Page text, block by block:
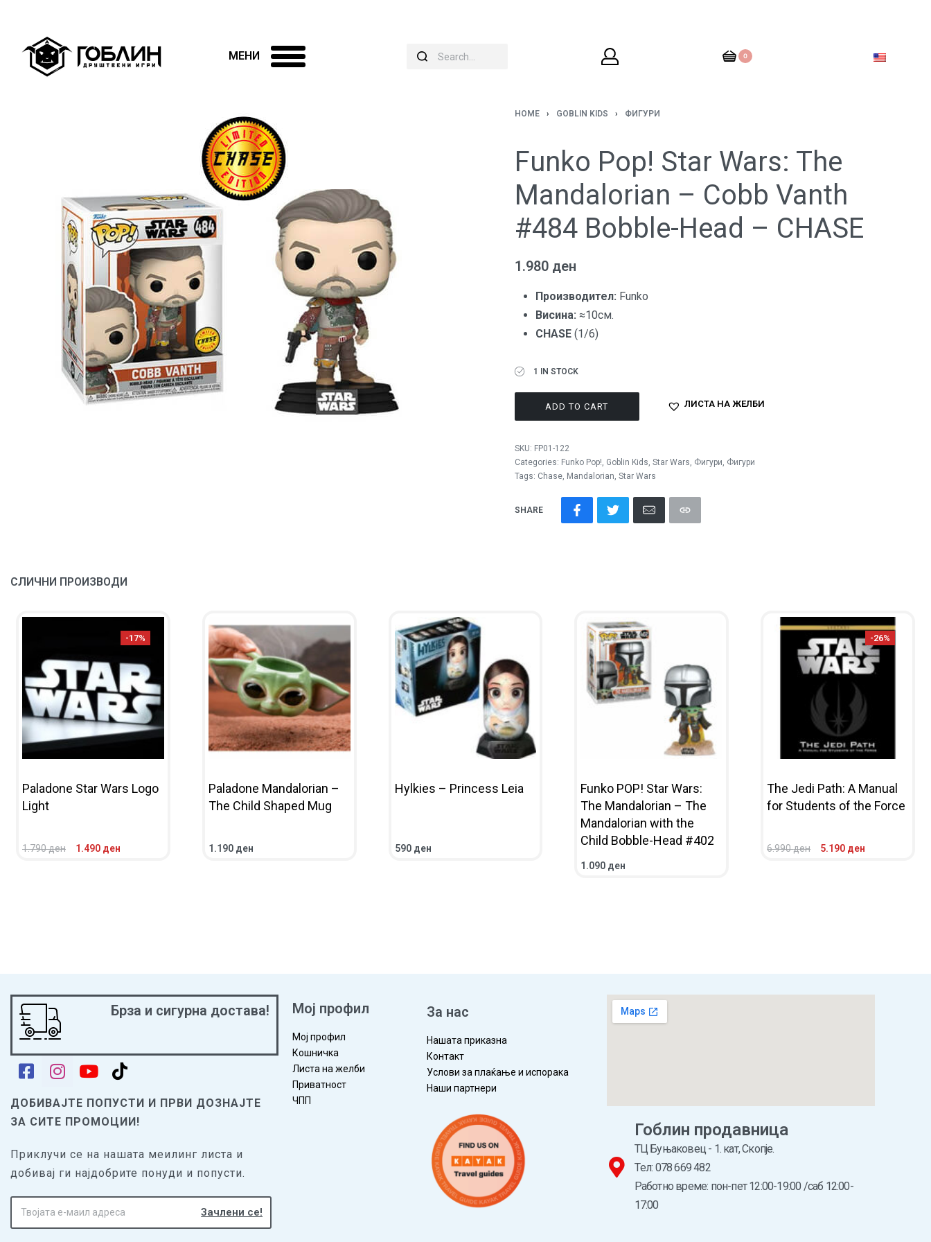
0
HOME › GOBLIN KIDS › ФИГУРИ
Funko Pop! Star Wars: The
Mandalorian – Cobb Vanth
#484 Bobble-Head – CHASE
1.980 ден
Производител: Funko
Висина: ≈10см.
CHASE(1/6)
1 IN STOCK
ADD TO CART ЛИСТА НА ЖЕЛБИ
SKU: FP01-122
Categories: Funko Pop!, Goblin Kids, Star Wars, Фигури, Фигури
Tags: Chase, Mandalorian, Star Wars
SHARE
СЛИЧНИ ПРОИЗВОДИ
-17%
Paladone Star Wars Logo
Light
1.790ден 1.490 ден
Paladone Mandalorian –
The Child Shaped Mug
1.190 ден
Hylkies – Princess Leia
590 ден
Funko POP! Star Wars:
The Mandalorian – The
Mandalorian with the
Child Bobble-Head #402
1.090 ден
-26%
The Jedi Path: A Manual
for Students of the Force
6.990ден 5.190 ден
Брза и сигурна достава!
ДОБИВАЈТЕ ПОПУСТИ И ПРВИ ДОЗНАЈТЕ
ЗА СИТЕ ПРОМОЦИИ!
Приклучи се на нашата меилинг листа и
добивај ги најдобрите понуди и попусти.
Мој профил
Мој профил
Кошничка
Листа на желби
Приватност
ЧПП
За нас
Нашата приказна
Контакт
Услови за плаќање и испорака
Наши партнери
Гоблин продавница
ТЦ Буњаковец - 1. кат, Скопје.
Tел: 078 669 482
Работно време: пон-пет 12:00-19:00 /саб 12:00-
17:00